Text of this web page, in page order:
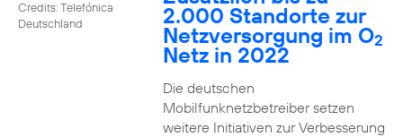
Credits: Telefónica
Deutschland
2.000 Standorte zur
Netzversorgung im O2
Netz in 2022
Die deutschen
Mobilfunknetzbetreiber setzen
weitere Initiativen zur Verbesserung